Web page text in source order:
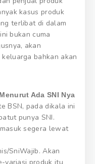
kasus produk
terlibat di dalam
bukan cuma
akan
bahkan akan
Ada SNI Nya
BSN, pada dikala ini
punya SNI.
segera lewat
SniWajib. Akan